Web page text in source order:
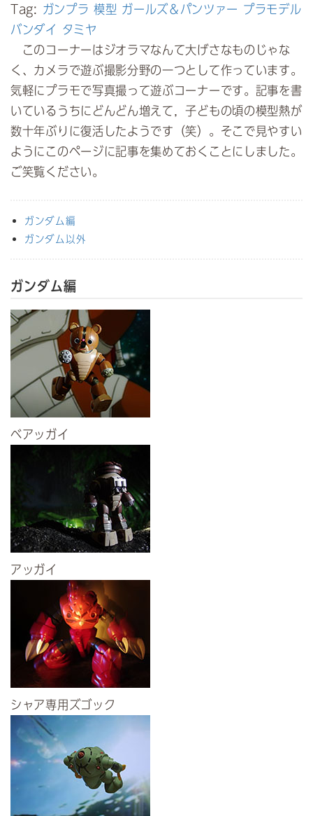
e
b
o
k
で
シ
ェ
ア
t
で
シ
ェ
ア
Tag: ガンプラ 模型 ガールズ＆パンツァー プラモデル
バンダイ
タミヤ
このコーナーはジオラマなんて大げさなものじゃな
く、カメラで遊ぶ撮影分野の一つとして作っています。
気軽にプラモで写真撮って遊ぶコーナーです。記事を書
いているうちにどんどん増えて，子どもの頃の模型熱が
数十年ぶりに復活したようです（笑）。そこで見やすい
ようにこのページに記事を集めておくことにしました。
ご笑覧ください。
ガンダム編
ガンダム以外
ガンダム編
ベアッガイ
アッガイ
シャア専用ズゴック